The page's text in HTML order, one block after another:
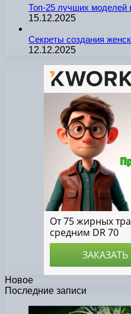
Топ-25 лучших моделей
15.12.2025
Секреты создания
12.12.2025
Новое
Последние записи